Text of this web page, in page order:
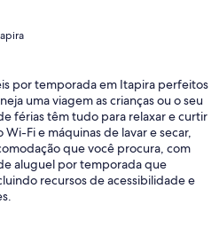
por temporada em Itapira perfeitos
uma viagem as crianças ou o seu
férias têm tudo para relaxar e curtir
Fi e máquinas de lavar e secar,
que você procura, com
aluguel por temporada que
recursos de acessibilidade e